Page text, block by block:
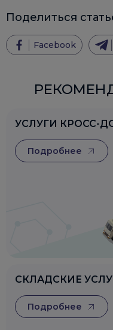
Поделиться
Facebook
УСЛУГИ КРОСС-
Подробнее
СКЛАДСКИЕ
Подробнее